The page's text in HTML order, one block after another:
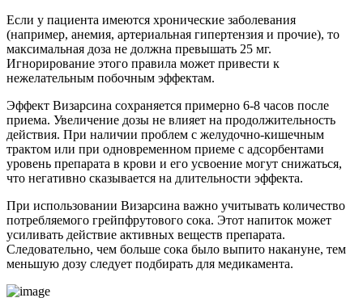
Если у пациента имеются хронические заболевания
(например, анемия, артериальная гипертензия и прочие), то
максимальная доза не должна превышать 25 мг.
Игнорирование этого правила может привести к
нежелательным побочным эффектам.
Эффект Визарсина сохраняется примерно 6-8 часов после
приема. Увеличение дозы не влияет на продолжительность
действия. При наличии проблем с желудочно-кишечным
трактом или при одновременном приеме с адсорбентами
уровень препарата в крови и его усвоение могут снижаться,
что негативно сказывается на длительности эффекта.
При использовании Визарсина важно учитывать количество
потребляемого грейпфрутового сока. Этот напиток может
усиливать действие активных веществ препарата.
Следовательно, чем больше сока было выпито накануне, тем
меньшую дозу следует подбирать для медикамента.